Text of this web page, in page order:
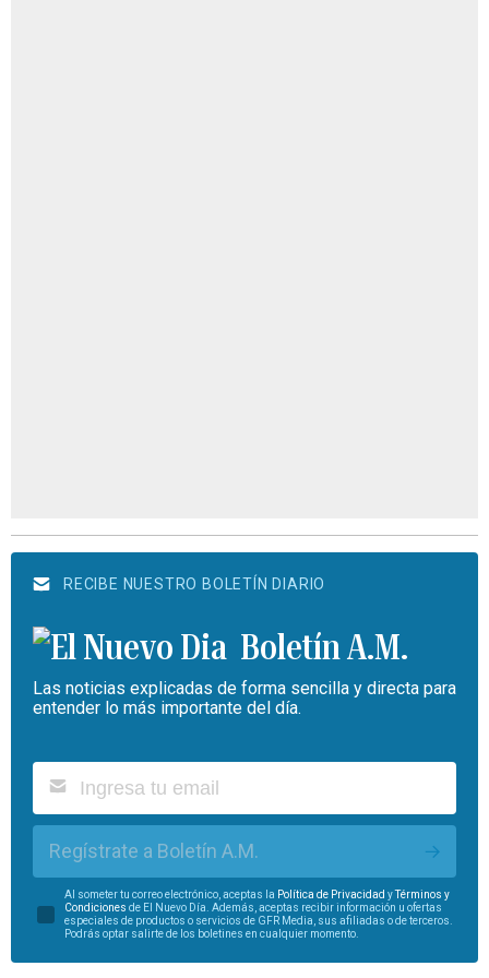
RECIBE NUESTRO BOLETÍN DIARIO
Boletín A.M.
Las noticias explicadas de forma sencilla y directa para
entender lo más importante del día.
Regístrate a Boletín A.M.
Al someter tu correo electrónico, aceptas la Política de Privacidad yTérminos y
Condiciones de El Nuevo Día. Además, aceptas recibir información u ofertas
especiales de productos o servicios de GFR Media, sus afiliadas o de terceros.
Podrás optar salirte de los boletines en cualquier momento.